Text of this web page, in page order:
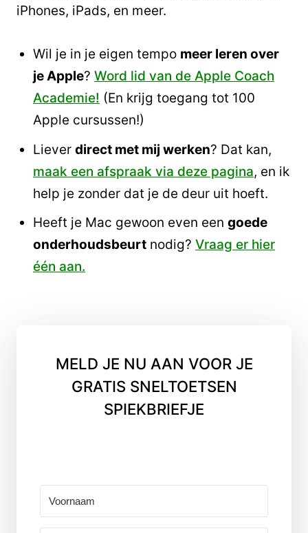
iPhones, iPads, en meer.
Wil je in je eigen tempo meer leren over
je Apple? Word lid van de Apple Coach
Academie! (En krijg toegang tot 100
Apple cursussen!)
Liever direct met mij werken? Dat kan,
maak een afspraak via deze pagina, en ik
help je zonder dat je de deur uit hoeft.
Heeft je Mac gewoon even een goede
onderhoudsbeurt nodig? Vraag er hier
één aan.
MELD JE NU AAN VOOR JE
GRATIS SNELTOETSEN
SPIEKBRIEFJE